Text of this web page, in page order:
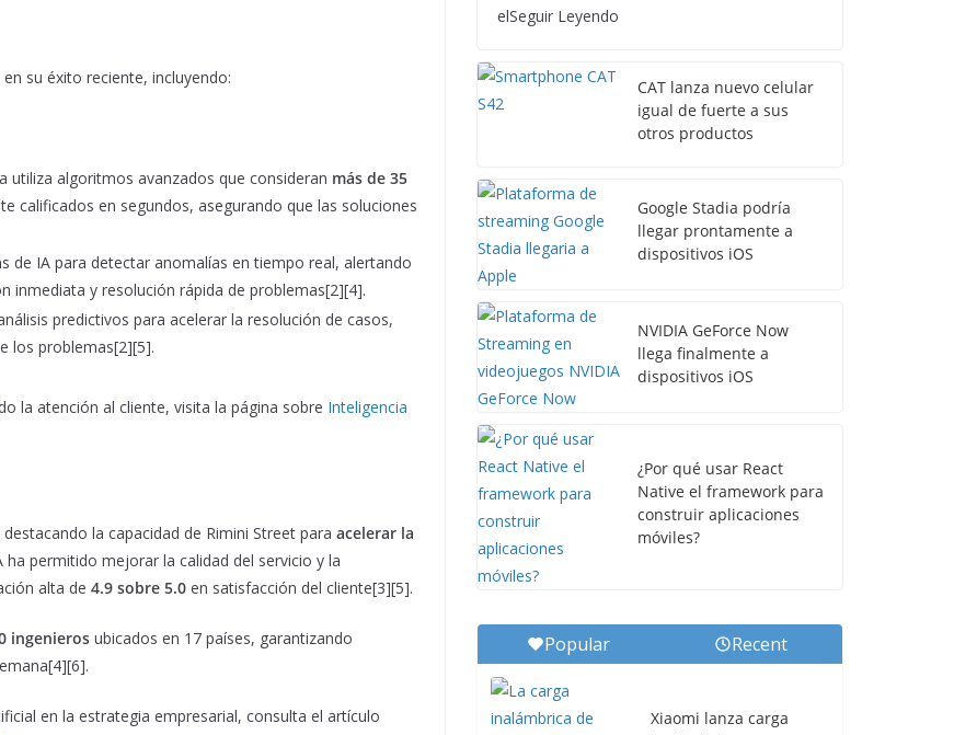
su éxito reciente, incluyendo:
utiliza algoritmos avanzados que consideran más de 35
calificados en segundos, asegurando que las soluciones
de IA para detectar anomalías en tiempo real, alertando
inmediata y resolución rápida de problemas[2][4].
predictivos para acelerar la resolución de casos,
los problemas[2][5].
la atención al cliente, visita la página sobre Inteligencia
la capacidad de Rimini Street para acelerar la
ha permitido mejorar la calidad del servicio y la
alta de 4.9 sobre 5.0 en satisfacción del cliente[3][5].
ingenieros ubicados en 17 países, garantizando
en la estrategia empresarial, consulta el artículo
elSeguir Leyendo
CAT lanza nuevo celular
igual de fuerte a sus
otros productos
Google Stadia podría
llegar prontamente a
dispositivos iOS
NVIDIA GeForce Now
llega finalmente a
dispositivos iOS
¿Por qué usar React
Native el framework para
construir aplicaciones
móviles?
Popular Recent
Xiaomi lanza carga